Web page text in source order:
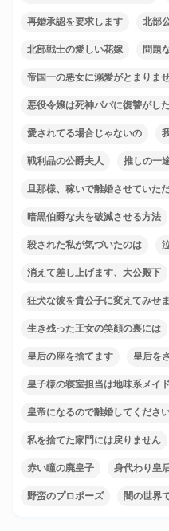
再婚承認を要求します 北部
北部戦士の愛しい花嫁 問題
帝国一の悪女に溺愛がとまりませ
悪役令嬢は死神パパに復讐がし
愛されてる場合じゃないの
戦利品の公爵夫人 推しの一
旦那様、稼いで離婚させていた
暗黒伯爵な夫を破滅させる方法
殺された私が気づいたのは
消えて差し上げます、大公殿下
狂犬な彼を貴公子に変えてみせま
生き残った王女の笑顔の裏には
皇后の座を捨てます 皇后を
皇子様の寝室担当は地味系メイド
皇帝になるので離婚してくださ
私を捨てた家門には戻りません
赤い瞳の廃皇子 身代わり皇
野蛮のプロポーズ 闇の世界